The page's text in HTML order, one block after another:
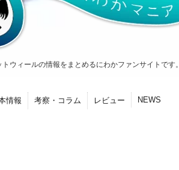
トウィールの情報をまとめるにわかファンサイトです。
情報 考察・コラム レビュー NEWS